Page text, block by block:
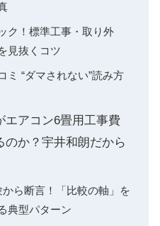
ク！標準工事・取り外
見抜くコツ
ミ “ダマされない”読み方
エアコン6畳用工事費
か？宇井和朗だから
ら断言！「比較の軸」を
典型パターン